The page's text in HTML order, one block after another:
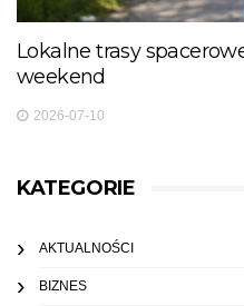
Lokalne trasy
weekend
2026-07-10
KATEGORIE
AKTUALNOŚCI
BIZNES